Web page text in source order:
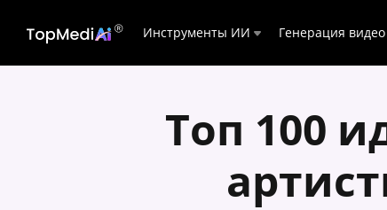
Инструменты ИИ Генерация видео
Топ 100